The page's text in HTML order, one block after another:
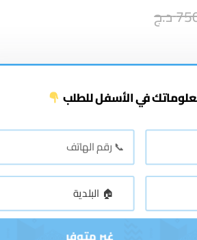
د.ج
في الأسفل للطلب